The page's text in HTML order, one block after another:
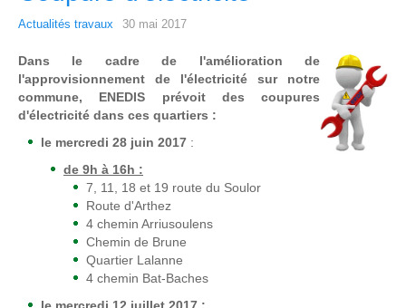
Actualités travaux 30 mai 2017
Dans le cadre de l'amélioration de
l'approvisionnement de l'électricité sur notre
commune, ENEDIS prévoit des coupures
d'électricité dans ces quartiers :
le mercredi 28 juin 2017 :
de 9h à 16h :
7, 11, 18 et 19 route du Soulor
Route d'Arthez
4 chemin Arriusoulens
Chemin de Brune
Quartier Lalanne
4 chemin Bat-Baches